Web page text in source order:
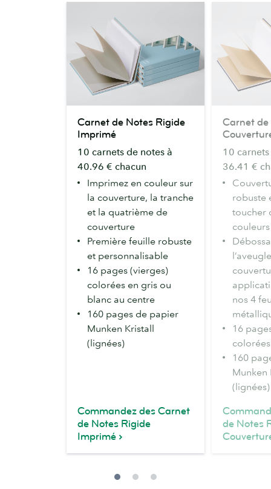
Notes
Rigide
Imprimé
Carnet de Notes Rigide
Imprimé
10 carnets de notes à
40.96 € chacun
Imprimez en couleur sur
la couverture, la tranche
et la quatrième de
couverture
Première feuille robuste
et personnalisable
16 pages (vierges)
colorées en gris ou
blanc au centre
160 pages de papier
Munken Kristall
(lignées)
Commandez des Carnet
de Notes Rigide
Imprimé
Notes
Rigide
Couverture
Tissu
Carnet
10
36.41 €
robuste
toucher
couleurs
nos 4
16
160
Munken
(lignées)
de Notes